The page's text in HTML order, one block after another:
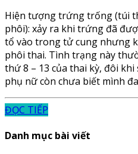
Hiện tượng trứng trống (túi
phôi): xảy ra khi trứng đã
tổ vào trong tử cung nhưng
phôi thai. Tình trạng này
thứ 8 – 13 của thai kỳ, đôi
phụ nữ còn chưa biết mình
ĐỌC TIẾP
Danh mục bài viết